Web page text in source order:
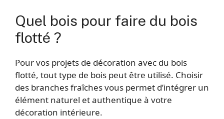
Quel bois pour faire du bois
flotté ?
Pour vos projets de décoration avec du bois
flotté, tout type de bois peut être utilisé. Choisir
des branches fraîches vous permet d’intégrer un
élément naturel et authentique à votre
décoration intérieure.